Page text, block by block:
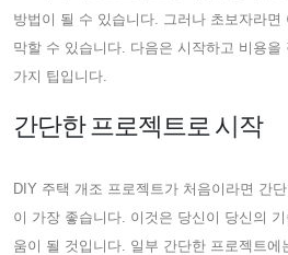
방법이 될 수 있습니다. 그러나 초보자라
막할 수 있습니다. 다음은 시작하고 비용을
가지 팁입니다.
간단한 프로젝트로 시작
DIY 주택 개조 프로젝트가 처음이라면 간
이 가장 좋습니다. 이것은 당신이 당신의
움이 될 것입니다. 일부 간단한 프로젝트